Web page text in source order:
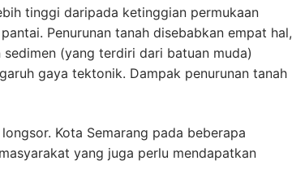
tinggi daripada ketinggian permukaan
Penurunan tanah disebabkan empat hal,
(yang terdiri dari batuan muda)
gaya tektonik. Dampak penurunan tanah
Kota Semarang pada beberapa
yang juga perlu mendapatkan